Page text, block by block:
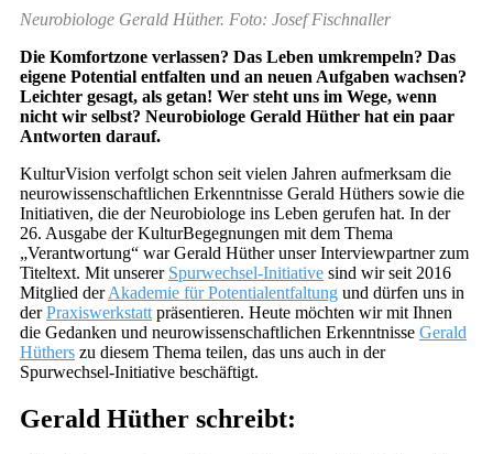
Neurobiologe Gerald Hüther. Foto: Josef Fischnaller
Die Komfortzone verlassen? Das Leben umkrempeln? Das
eigene Potential entfalten und an neuen Aufgaben wachsen?
Leichter gesagt, als getan! Wer steht uns im Wege, wenn
nicht wir selbst? Neurobiologe Gerald Hüther hat ein paar
Antworten darauf.
KulturVision verfolgt schon seit vielen Jahren aufmerksam die
neurowissenschaftlichen Erkenntnisse Gerald Hüthers sowie die
Initiativen, die der Neurobiologe ins Leben gerufen hat. In der
26. Ausgabe der KulturBegegnungen mit dem Thema
„Verantwortung“ war Gerald Hüther unser Interviewpartner zum
Titeltext. Mit unserer Spurwechsel-Initiative sind wir seit 2016
Mitglied derAkademie für Potentialentfaltung und dürfen uns in
derPraxiswerkstatt präsentieren. Heute möchten wir mit Ihnen
die Gedanken und neurowissenschaftlichen Erkenntnisse Gerald
Hüthers zu diesem Thema teilen, das uns auch in der
Spurwechsel-Initiative beschäftigt.
Gerald Hüther schreibt: